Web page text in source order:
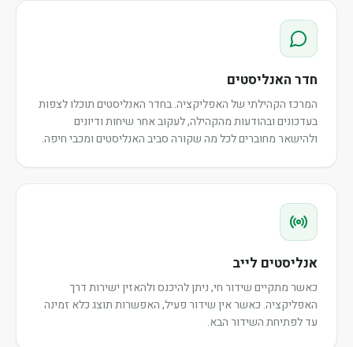
חדר האנליסטים
המרכז הקהילתי של האפליקציה. בחדר האנליסטים תוכלו לצפות
בעדכונים ובהודעות מהקהילה, לעקוב אחר שיחות ודיונים
ולהישאר מחוברים לכל מה שקורה סביב האנליסטים ומכבי חיפה.
אנליסטים לייב
כאשר מתקיים שידור חי, ניתן להיכנס ולהאזין ישירות דרך
האפליקציה. כאשר אין שידור פעיל, האפשרות תוצג כלא זמינה
עד לפתיחת השידור הבא.